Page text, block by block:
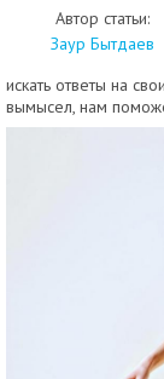
Автор статьи:
Заур Бытдаев
искать ответы на
вымысел, нам